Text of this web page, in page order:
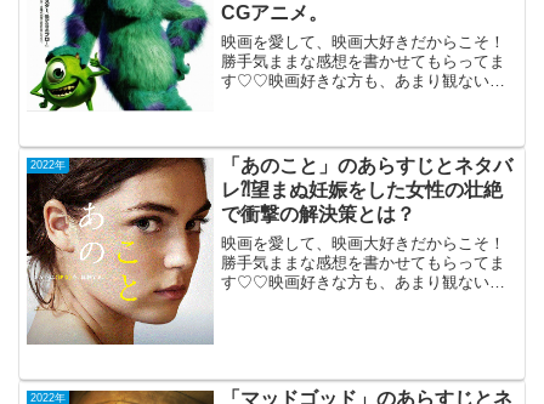
CGアニメ。
映画を愛して、映画大好きだからこそ！
勝手気ままな感想を書かせてもらってま
す♡♡映画好きな方も、あまり観ない方
作...
2022年
「あのこと」のあらすじとネタバ
レ⁈望まぬ妊娠をした女性の壮絶
で衝撃の解決策とは？
映画を愛して、映画大好きだからこそ！
勝手気ままな感想を書かせてもらってま
す♡♡映画好きな方も、あまり観ない方
2022年
「マッドゴッド」のあらすじとネ